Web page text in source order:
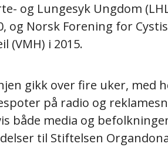
og Lungesyk Ungdom
og Norsk Forening for
(VMH) i 2015.
gikk over fire uker, med
på radio og
både media og
til Stiftelsen